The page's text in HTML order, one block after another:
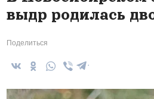
выдр родилась
Поделиться